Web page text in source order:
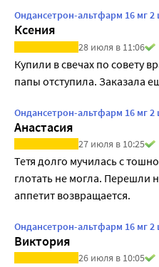
Ондансетрон-альтфарм 16 мг
Ксения
28 июля в 11:06
Купили в свечах по совету
папы отступила. Заказала
Ондансетрон-альтфарм 16 мг
Анастасия
27 июля в 10:25
Тетя долго мучилась с
глотать не могла. Перешли
аппетит возвращается.
Ондансетрон-альтфарм 16 мг
Виктория
26 июля в 10:05